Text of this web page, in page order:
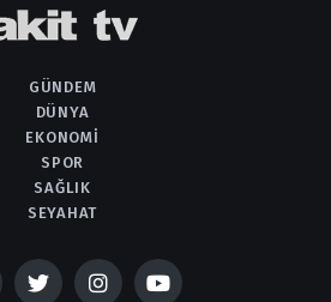
GÜNDEM
DÜNYA
EKONOMI
SPOR
SAĞLIK
SEYAHAT